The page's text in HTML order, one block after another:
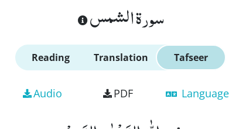
سورة الشمس
Reading Translation Tafseer
Audio PDF Language